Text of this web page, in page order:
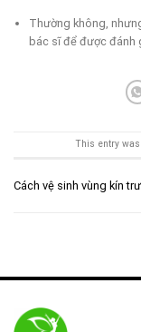
Thường không,
bác sĩ để được đánh
This entry
Cách vệ sinh vùng kín